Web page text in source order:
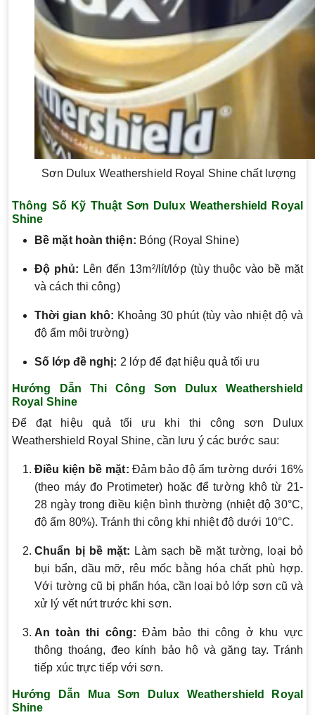
Sơn Dulux Weathershield Royal Shine chất lượng
Thông Số Kỹ Thuật Sơn Dulux Weathershield Royal
Shine
Bề mặt hoàn thiện: Bóng (Royal Shine)
Độ phủ: Lên đến 13m²/lít/lớp (tùy thuộc vào bề mặt
và cách thi công)
Thời gian khô: Khoảng 30 phút (tùy vào nhiệt độ và
độ ẩm môi trường)
Số lớp đề nghị: 2 lớp để đạt hiệu quả tối ưu
Hướng Dẫn Thi Công Sơn Dulux Weathershield
Royal Shine
Để đạt hiệu quả tối ưu khi thi công sơn Dulux
Weathershield Royal Shine, cần lưu ý các bước sau:
Điều kiện bề mặt: Đảm bảo độ ẩm tường dưới 16%
(theo máy đo Protimeter) hoặc để tường khô từ 21-
28 ngày trong điều kiện bình thường (nhiệt độ 30°C,
độ ẩm 80%). Tránh thi công khi nhiệt độ dưới 10°C.
Chuẩn bị bề mặt: Làm sạch bề mặt tường, loại bỏ
bụi bẩn, dầu mỡ, rêu mốc bằng hóa chất phù hợp.
Với tường cũ bị phấn hóa, cần loại bỏ lớp sơn cũ và
xử lý vết nứt trước khi sơn.
An toàn thi công: Đảm bảo thi công ở khu vực
thông thoáng, đeo kính bảo hộ và găng tay. Tránh
tiếp xúc trực tiếp với sơn.
Hướng Dẫn Mua Sơn Dulux Weathershield Royal
Shine